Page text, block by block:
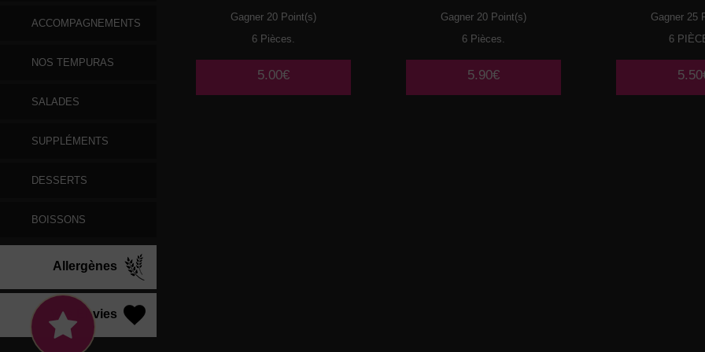
ACCOMPAGNEMENTS
NOS TEMPURAS
SALADES
SUPPLÉMENTS
DESSERTS
BOISSONS
Allergènes
Vos Envies
Gagner 20 Point(s)
6 Pièces.
5.00€
Gagner 20 Point(s)
6 Pièces.
5.90€
Gagner 25
6